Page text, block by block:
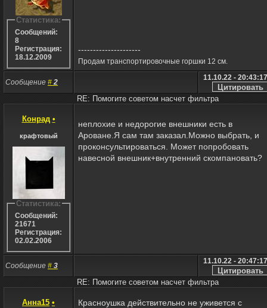
Статистика:
Сообщений:
8
Регистрация:
18.12.2009
---------------------
Продам транспортировочные горшки 12 см.
Сообщение # 2
11.10.22 - 20:43:17
RE: Помогите советом насчет фильтра
Конрад •
крафтовый
Статистика:
Сообщений:
21671
Регистрация:
02.02.2006
неплохие и недорогие внешники есть в
Ароване.Я сам там заказал.Можно выбрать, и
проконсультироваться. Может попробовать
навесной внешник+внутренний скомпановать?
Сообщение # 3
11.10.22 - 20:47:17
RE: Помогите советом насчет фильтра
Анна15 •
Красноушка действительно не уживется с